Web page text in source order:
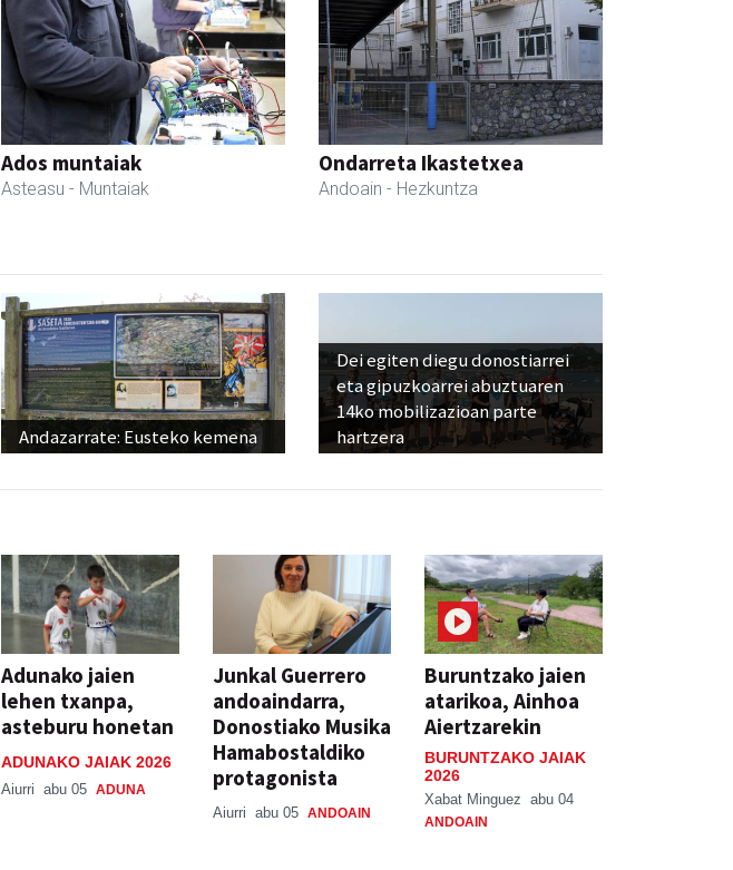
Ados muntaiak
Asteasu - Muntaiak
Ondarreta Ikastetxea
Andoain - Hezkuntza
Andazarrate: Eusteko kemena
Dei egiten diegu donostiarrei
eta gipuzkoarrei abuztuaren
14ko mobilizazioan parte
hartzera
Adunako jaien
lehen txanpa,
asteburu honetan
ADUNAKO JAIAK 2026
Aiurri abu 05 ADUNA
Junkal Guerrero
andoaindarra,
Donostiako Musika
Hamabostaldiko
protagonista
Aiurri abu 05 ANDOAIN
Buruntzako jaien
atarikoa, Ainhoa
Aiertzarekin
BURUNTZAKO JAIAK
2026
Xabat Minguez abu 04
ANDOAIN